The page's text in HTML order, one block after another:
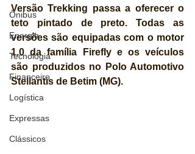
Ônibus
Energia
Tecnologia
Financeiro
Logística
Expressas
Clássicos
Versão Trekking passa a oferecer o
teto pintado de preto. Todas as
versões são equipadas com o motor
1.0 da família Firefly e os veículos
são produzidos no Polo Automotivo
Stellantis de Betim (MG).